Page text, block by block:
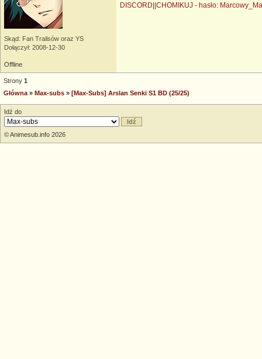
Skąd: Fan Trailsów oraz YS
Dołączył: 2008-12-30
DISCORD||CHOMIKUJ - hasło:
Offline
Strony 1
Główna » Max-subs » [Max-Subs] Arslan Senki S1 BD (25/25)
Idź do
© Animesub.info 2026